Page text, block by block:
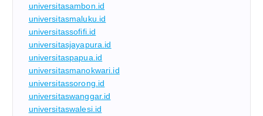
universitasambon.id
universitasmaluku.id
universitassofifi.id
universitasjayapura.id
universitaspapua.id
universitasmanokwari.id
universitassorong.id
universitaswanggar.id
universitaswalesi.id